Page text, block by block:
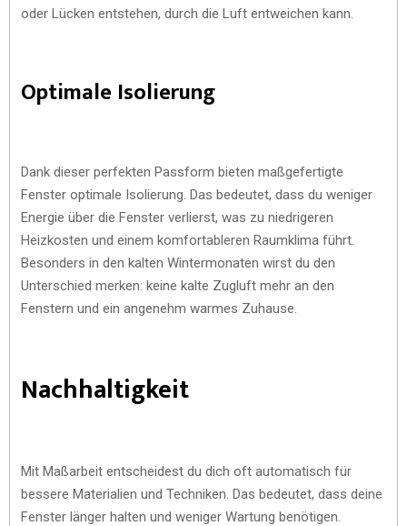
oder Lücken entstehen, durch die Luft entweichen kann.
Optimale Isolierung
Dank dieser perfekten Passform bieten maßgefertigte
Fenster optimale Isolierung. Das bedeutet, dass du weniger
Energie über die Fenster verlierst, was zu niedrigeren
Heizkosten und einem komfortableren Raumklima führt.
Besonders in den kalten Wintermonaten wirst du den
Unterschied merken: keine kalte Zugluft mehr an den
Fenstern und ein angenehm warmes Zuhause.
Nachhaltigkeit
Mit Maßarbeit entscheidest du dich oft automatisch für
bessere Materialien und Techniken. Das bedeutet, dass deine
Fenster länger halten und weniger Wartung benötigen.